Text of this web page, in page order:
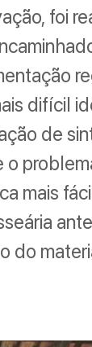
foi
difícil
de
o
mais
do